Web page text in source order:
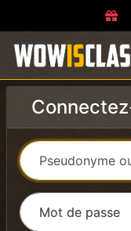
Pseudonyme
Mot de passe